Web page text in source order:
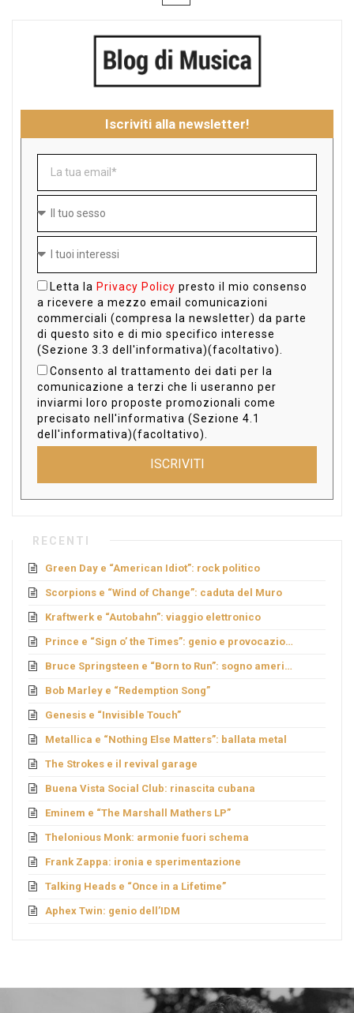
Iscriviti alla newsletter!
Letta la Privacy Policy presto il mio consenso
a ricevere a mezzo email comunicazioni
commerciali (compresa la newsletter) da parte
di questo sito e di mio specifico interesse
(Sezione 3.3 dell'informativa)(facoltativo).
Consento al trattamento dei dati per la
comunicazione a terzi che li useranno per
inviarmi loro proposte promozionali come
precisato nell'informativa (Sezione 4.1
dell'informativa)(facoltativo).
ISCRIVITI
RECENTI
Green Day e “American Idiot”: rock politico
Scorpions e “Wind of Change”: caduta del Muro
Kraftwerk e “Autobahn”: viaggio elettronico
Prince e “Sign o’ the Times”: genio e provocazione
Bruce Springsteen e “Born to Run”: sogno americano
Bob Marley e “Redemption Song”
Genesis e “Invisible Touch”
Metallica e “Nothing Else Matters”: ballata metal
The Strokes e il revival garage
Buena Vista Social Club: rinascita cubana
Eminem e “The Marshall Mathers LP”
Thelonious Monk: armonie fuori schema
Frank Zappa: ironia e sperimentazione
Talking Heads e “Once in a Lifetime”
Aphex Twin: genio dell’IDM